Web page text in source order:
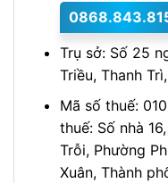
Trụ sở: Số 25
Triều, Thanh
Mã số thuế:
thuế: Số nhà
Trỗi, Phường
Xuân, Thành